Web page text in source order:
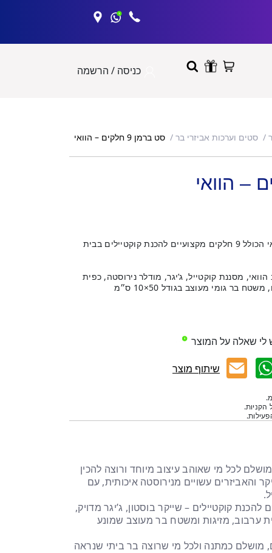
כניסה / הרשמה
סטים וערכות אביזרי בר סט ברמן 9 חלקים – הוואי
סט ברמן בצבע כסף עם הדפס הוואי הכולל 9 חלקים מקצועיים להכנת קוקטיילים בבית
530 מ״ל בעיצוב הוואי, מסננת קוקטייל, ג’יגר, מודלר נירוסטה, כפית
בר גומי מעוצב בגודל 50×10 ס״מ
לי שאלה על המוצר
שיתוף מוצר
הקניות.
לכל מי שאוהב עיצוב מיוחד ורוצה להכין
והאביזרים עשויים מנירוסטה איכותית, עם
קוקטיילים – שייקר בוסטון, ג’יגר מדויק,
ערבוב, מזיגות ומשטח בר מעוצב שמונע
מושלם כמתנה ולכל מי שרוצה בר ביתי שנראה